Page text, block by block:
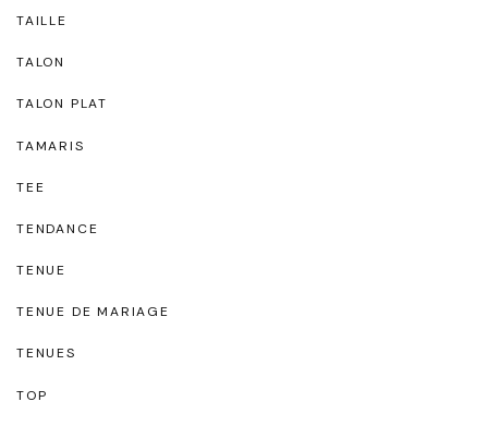
TAILLE
TALON
TALON PLAT
TAMARIS
TEE
TENDANCE
TENUE
TENUE DE MARIAGE
TENUES
TOP